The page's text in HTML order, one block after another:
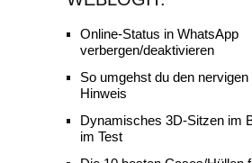
Online-Status in WhatsApp
verbergen/deaktivieren
So umgehst du den
Hinweis
Dynamisches 3D-Sitzen im
im Test